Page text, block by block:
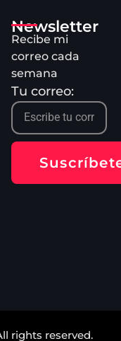
Newsletter
Recibe mi
correo cada
semana
Tu correo:
rights reserved.